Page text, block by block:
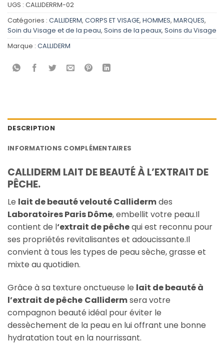
UGS : CALLIDERRM-02
Catégories : CALLIDERM, CORPS ET VISAGE, HOMMES, MARQUES,
Soin du Visage et de la peau, Soins de la peaux, Soins du Visage
Marque : CALLIDERM
DESCRIPTION
INFORMATIONS COMPLÉMENTAIRES
CALLIDERM LAIT DE BEAUTÉ À L’EXTRAIT DE
PÊCHE.
Le lait de beauté velouté Callidermdes
Laboratoires Paris Dôme, embellit votre peau.Il
contient de l‘extrait de pêchequi est reconnu pour
ses propriétés revitalisantes et adoucissante.Il
convient à tous les types de peau sèche, grasse et
mixte au quotidien.
Grâce à sa texture onctueuse le lait de beauté à
l’extrait de pêche Callidermsera votre
compagnon beauté idéal pour éviter le
dessèchement de la peau en lui offrant une bonne
hydratation tout en la nourrissant.